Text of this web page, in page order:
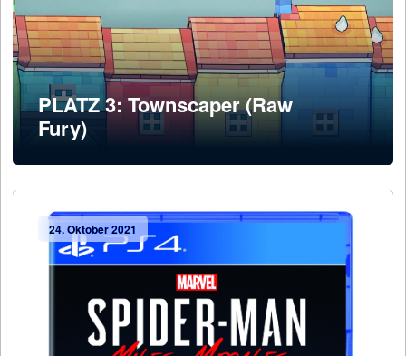
PLATZ 3: Townscaper (Raw
Fury)
24. Oktober 2021